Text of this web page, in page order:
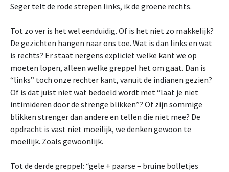
Seger telt de rode strepen links, ik de groene rechts.
Tot zo ver is het wel eenduidig. Of is het niet zo makkelijk?
De gezichten hangen naar ons toe. Wat is dan links en wat
is rechts? Er staat nergens expliciet welke kant we op
moeten lopen, alleen welke greppel het om gaat. Dan is
“links” toch onze rechter kant, vanuit de indianen gezien?
Of is dat juist niet wat bedoeld wordt met “laat je niet
intimideren door de strenge blikken”? Of zijn sommige
blikken strenger dan andere en tellen die niet mee? De
opdracht is vast niet moeilijk, we denken gewoon te
moeilijk. Zoals gewoonlijk.
Tot de derde greppel: “gele + paarse – bruine bolletjes